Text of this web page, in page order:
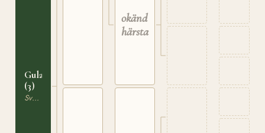
Gulan
(3)
Svensk Varmblodig Ridhäst
okänd
härstamning